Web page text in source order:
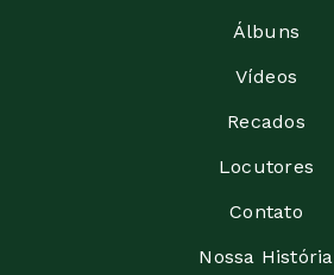
Álbuns
Vídeos
Recados
Locutores
Contato
Nossa História